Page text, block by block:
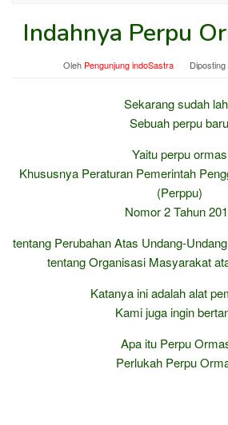
Indahnya Perpu
Oleh Pengunjung indoSastra
Sekarang sudah
Sebuah perpu baru
Yaitu perpu ormas
Khususnya Peraturan Pemerintah
(Perppu)
Nomor 2 Tahun
tentang Perubahan Atas Undang-
tentang Organisasi Masyarakat
Katanya ini adalah alat
Kami juga ingin
Apa itu Perpu
Perlukah Perpu